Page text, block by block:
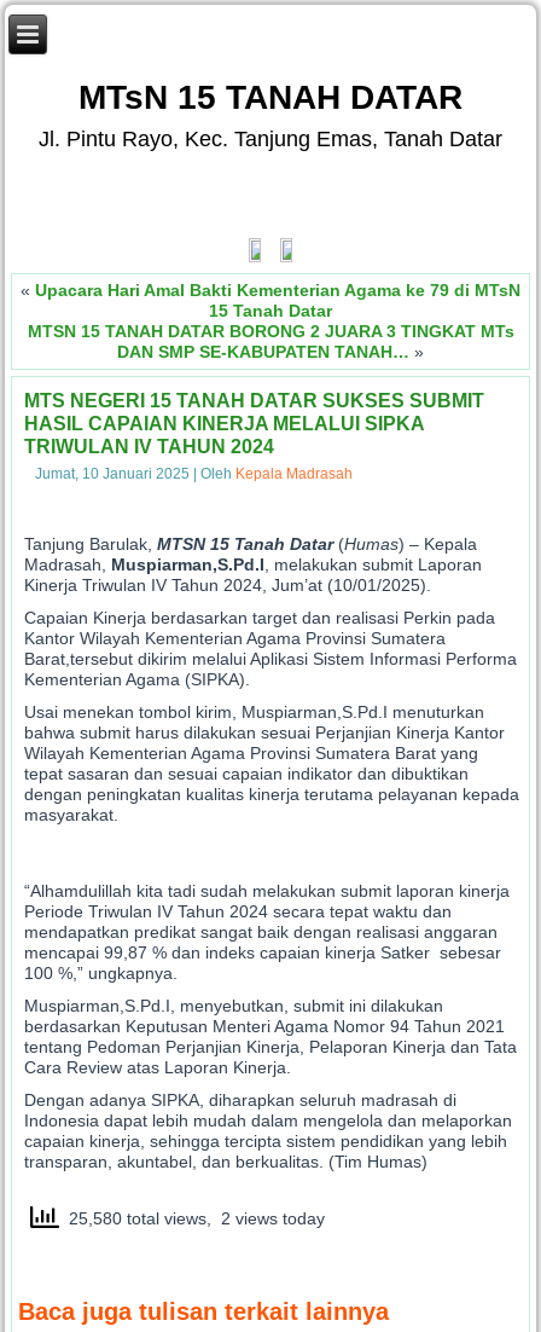
MTsN 15 TANAH DATAR
Jl. Pintu Rayo, Kec. Tanjung Emas, Tanah Datar
« Upacara Hari Amal Bakti Kementerian Agama ke 79 di MTsN
15 Tanah Datar
MTSN 15 TANAH DATAR BORONG 2 JUARA 3 TINGKAT MTs
DAN SMP SE-KABUPATEN TANAH… »
MTS NEGERI 15 TANAH DATAR SUKSES SUBMIT
HASIL CAPAIAN KINERJA MELALUI SIPKA
TRIWULAN IV TAHUN 2024
Jumat, 10 Januari 2025 |Oleh Kepala Madrasah
Tanjung Barulak,MTSN 15 Tanah Datar(Humas) – Kepala
Madrasah, Muspiarman,S.Pd.I , melakukan submit Laporan
Kinerja Triwulan IV Tahun 2024, Jum’at (10/01/2025).
Capaian Kinerja berdasarkan target dan realisasi Perkin pada
Kantor Wilayah Kementerian Agama Provinsi Sumatera
Barat,tersebut dikirim melalui Aplikasi Sistem Informasi Performa
Kementerian Agama (SIPKA).
Usai menekan tombol kirim, Muspiarman,S.Pd.I menuturkan
bahwa submit harus dilakukan sesuai Perjanjian Kinerja Kantor
Wilayah Kementerian Agama Provinsi Sumatera Barat yang
tepat sasaran dan sesuai capaian indikator dan dibuktikan
dengan peningkatan kualitas kinerja terutama pelayanan kepada
masyarakat.
“Alhamdulillah kita tadi sudah melakukan submit laporan kinerja
Periode Triwulan IV Tahun 2024 secara tepat waktu dan
mendapatkan predikat sangat baik dengan realisasi anggaran
mencapai 99,87 % dan indeks capaian kinerja Satker sebesar
100 %,” ungkapnya.
Muspiarman,S.Pd.I, menyebutkan, submit ini dilakukan
berdasarkan Keputusan Menteri Agama Nomor 94 Tahun 2021
tentang Pedoman Perjanjian Kinerja, Pelaporan Kinerja dan Tata
Cara Review atas Laporan Kinerja.
Dengan adanya SIPKA, diharapkan seluruh madrasah di
Indonesia dapat lebih mudah dalam mengelola dan melaporkan
capaian kinerja, sehingga tercipta sistem pendidikan yang lebih
transparan, akuntabel, dan berkualitas. (Tim Humas)
25,580 total views, 2 views today
Baca juga tulisan terkait lainnya